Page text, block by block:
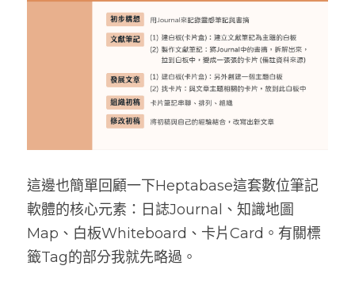
這邊也簡單回顧一下Heptabase這套數位筆記
軟體的核心元素：日誌Journal、知識地圖
Map、白板Whiteboard、卡片Card。有關標
籤Tag的部分我就先略過。